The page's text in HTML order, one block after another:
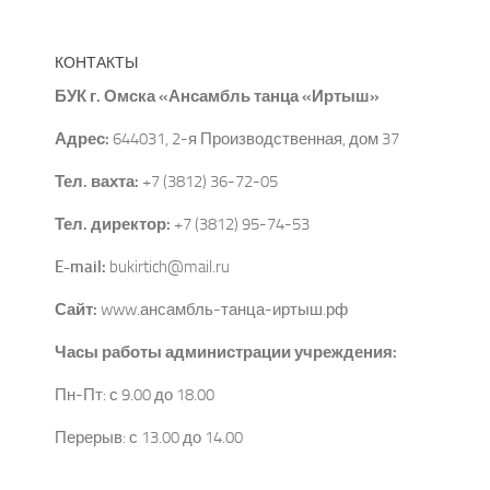
КОНТАКТЫ
БУК г. Омска «Ансамбль танца «Иртыш»
Адрес: 644031, 2-я Производственная, дом 37
Тел. вахта: +7 (3812) 36-72-05
Тел. директор: +7 (3812) 95-74-53
E-mail: bukirtich@mail.ru
Сайт: www.ансамбль-танца-иртыш.рф
Часы работы администрации учреждения:
Пн-Пт: с 9.00 до 18.00
Перерыв: с 13.00 до 14.00